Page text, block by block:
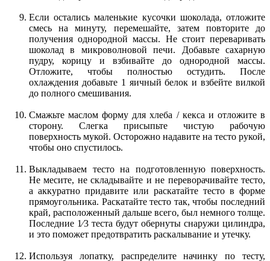
Если остались маленькие кусочки шоколада, отложите
смесь на минуту, перемешайте, затем повторите до
получения однородной массы. Не стоит переваривать
шоколад в микроволновой печи. Добавьте сахарную
пудру, корицу и взбивайте до однородной массы.
Отложите, чтобы полностью остудить. После
охлаждения добавьте 1 яичный белок и взбейте вилкой
до полного смешивания.
Смажьте маслом форму для хлеба / кекса и отложите в
сторону. Слегка присыпьте чистую рабочую
поверхность мукой. Осторожно надавите на тесто рукой,
чтобы оно спустилось.
Выкладываем тесто на подготовленную поверхность.
Не месите, не складывайте и не переворачивайте тесто,
а аккуратно придавите или раскатайте тесто в форме
прямоугольника. Раскатайте тесто так, чтобы последний
край, расположенный дальше всего, был немного толще.
Последние 1⁄3 теста будут обернуты снаружи цилиндра,
и это поможет предотвратить раскалывание и утечку.
Используя лопатку, распределите начинку по тесту,